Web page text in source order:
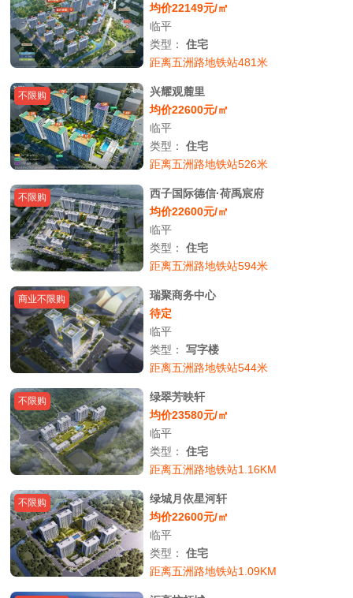
均价22149元/㎡
临平
类型：住宅
距离五洲路地铁站481米
不限购
兴耀观麓里
均价22600元/㎡
临平
类型：住宅
距离五洲路地铁站526米
不限购
西子国际德信·荷禹宸府
均价22600元/㎡
临平
类型：住宅
距离五洲路地铁站594米
商业不限购
瑞聚商务中心
待定
临平
类型：写字楼
距离五洲路地铁站544米
不限购
绿翠芳映轩
均价23580元/㎡
临平
类型：住宅
距离五洲路地铁站1.16KM
不限购
绿城月依星河轩
均价22600元/㎡
临平
类型：住宅
距离五洲路地铁站1.09KM